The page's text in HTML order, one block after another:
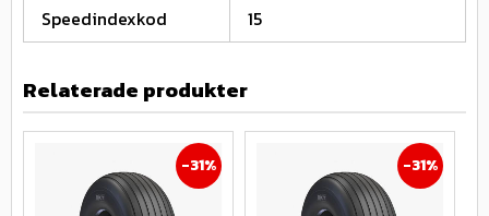
Speedindexkod
15
Relaterade produkter
31% 31%